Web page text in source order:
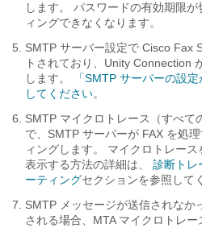
します。 パスワードの有効期限
ィングできなくなります。
SMTP サーバー設定で Cisco Fax
トされており、Unity Connection
します。
「SMTP サーバーの設
してください。
SMTP マイクロトレース（すべて
で、SMTP サーバーが FAX を処
ィングします。 マイクロトレー
表示する方法の詳細は、 診断トレ
ーティングセクションを参照して
SMTP メッセージが送信されなか
される場合、MTA マイクロトレ